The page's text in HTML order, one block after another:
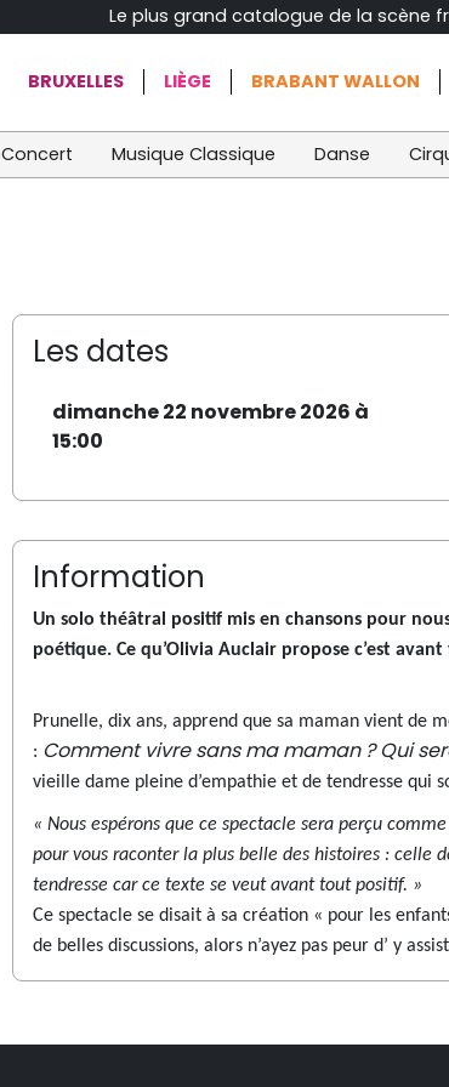
Le plus grand catalogue de la scène
BRUXELLES LIÈGE BRABANT WALLON
Concert Musique Classique Danse
Les dates
dimanche 22 novembre 2026 à
15:00
Information
Un solo théâtral positif mis en chansons pour
poétique. Ce qu’Olivia Auclair propose c’est
Prunelle, dix ans, apprend que sa maman vient de
: Comment vivre sans ma maman ? Qui
vieille dame pleine d’empathie et de tendresse qui
« Nous espérons que ce spectacle sera perçu
pour vous raconter la plus belle des histoires : celle
tendresse car ce texte se veut avant tout positif. »
Ce spectacle se disait à sa création « pour les
de belles discussions, alors n’ayez pas peur d’ y